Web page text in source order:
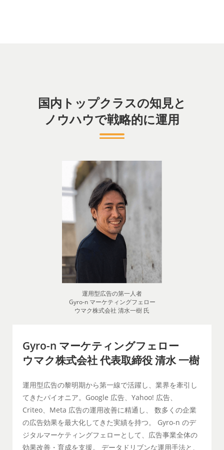
国内トップクラスの知見と
ノウハウで戦略的に運用
運用型広告の第一人者
Gyro-n マーケティングフェロー
ウマク株式会社 清水一樹 氏
Gyro-n マーケティングフェロー
ウマク株式会社 代表取締役 清水 一樹
運用型広告の黎明期から第一線で活躍し、業界を牽引し
てきたパイオニア。Google 広告、Yahoo! 広告、
Criteo、Meta 広告の運用改善に精通し、 数多くの企業
の広告効果を最大化してきた実績を持つ。 Gyro-n のデ
ジタルマーケティングフェローとして、広告事業全体の
効果改善・育成を支援。 データドリブンな運用手法と、